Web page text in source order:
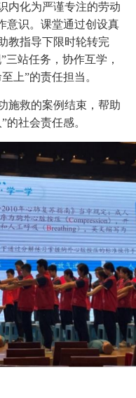
内化为严谨专注的劳动
意识。课堂通过创设真
教指导下限时轮转完
三站任务，协作互学，
上”的责任担当。
施救的案例结束，帮助
的社会责任感。